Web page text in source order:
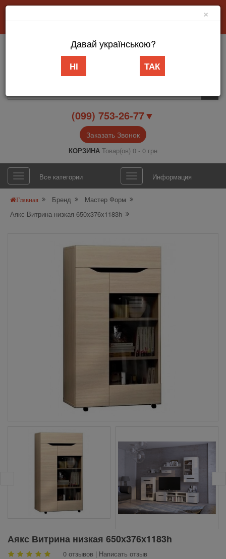
×
Давай українською?
НІ ТАК
(099) 753-26-77▼
Заказать Звонок
КОРЗИНА Товар(ов) 0 - 0 грн
Все категории Информация
Главная Бренд
Мастер Форм
Аякс Витрина низкая 650х376х1183h
Аякс Витрина низкая 650х376х1183h
0 отзывов | Написать отзыв